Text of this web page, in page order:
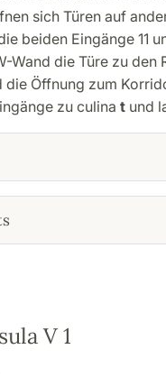
sich Türen auf
beiden Eingänge 11
Wand die Türe zu den
die Öffnung zum
zu culina t und
V 1